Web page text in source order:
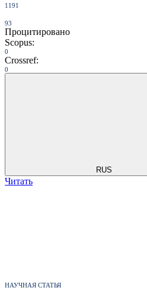
1191
93
Процитировано
Scopus:
0
Crossref:
0
RUS
Читать
НАУЧНАЯ СТАТЬЯ